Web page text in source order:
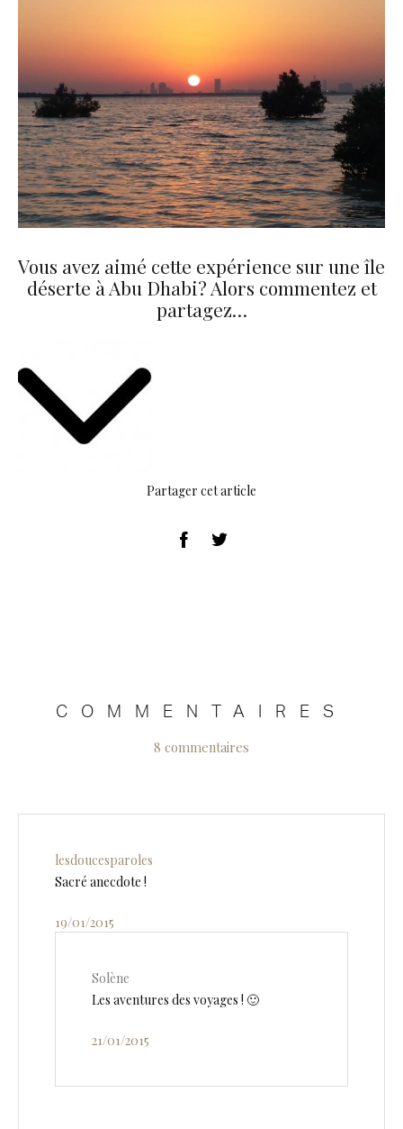
Vous avez aimé cette expérience sur une île
déserte à Abu Dhabi? Alors commentez et
partagez…
Partager cet article
COMMENTAIRES
8 commentaires
lesdoucesparoles
Sacré anecdote !
19/01/2015
Solène
Les aventures des voyages ! 🙂
21/01/2015